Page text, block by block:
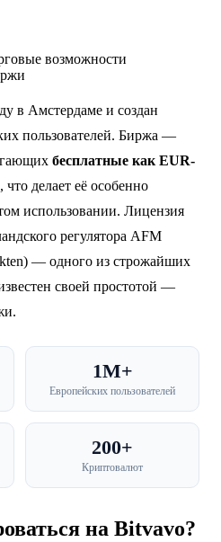
возможности
в Амстердаме и создан
пользователей. Биржа —
бесплатные как EUR-
, что делает её особенно
использовании. Лицензия
регулятора AFM
— одного из строжайших
своей простотой —
1M+
Европейских пользователей
200+
Криптовалют
на Bitvavo?